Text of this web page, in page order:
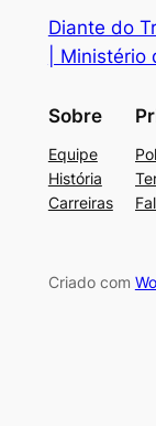
Diante do
|
Sobre
Equipe
História
Carreiras
Criado com